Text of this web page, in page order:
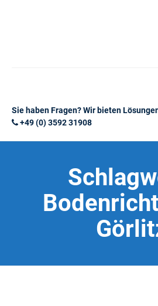
Sie haben Fragen? Wir bieten
+49 (0) 3592 31908